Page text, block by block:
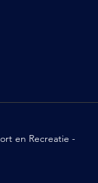
en Recreatie -